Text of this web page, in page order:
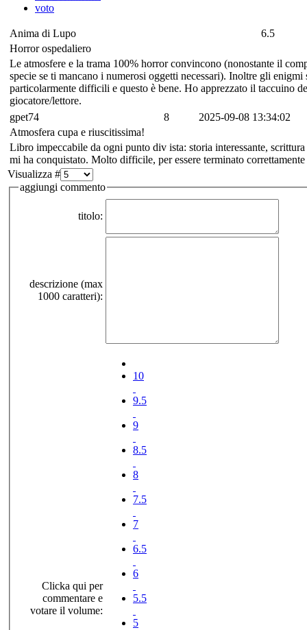
voto
Anima di Lupo
6.5
Horror ospedaliero
Le atmosfere e la trama 100% horror convincono (nonostante il
specie se ti mancano i numerosi oggetti necessari). Inoltre gli
particolarmente difficili e questo è bene. Ho apprezzato il taccuino
giocatore/lettore.
gpet74
8
2025-09-08 13:34:02
Atmosfera cupa e riuscitissima!
Libro impeccabile da ogni punto div ista: storia interessante,
mi ha conquistato. Molto difficile, per essere terminato
Visualizza #
aggiungi commento
titolo:
descrizione (max
1000 caratteri):
Clicka qui per
commentare e
votare il volume:
10
9.5
9
8.5
8
7.5
7
6.5
6
5.5
5